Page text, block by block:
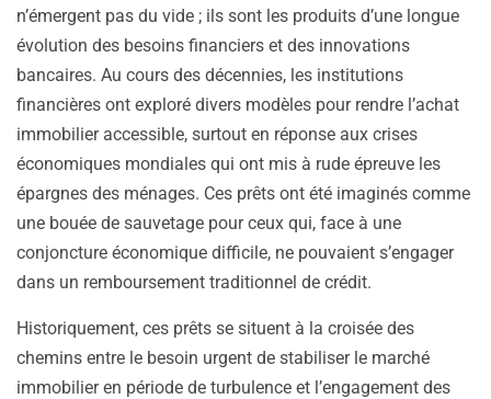
n’émergent pas du vide ; ils sont les produits d’une longue
évolution des besoins financiers et des innovations
bancaires. Au cours des décennies, les institutions
financières ont exploré divers modèles pour rendre l’achat
immobilier accessible, surtout en réponse aux crises
économiques mondiales qui ont mis à rude épreuve les
épargnes des ménages. Ces prêts ont été imaginés comme
une bouée de sauvetage pour ceux qui, face à une
conjoncture économique difficile, ne pouvaient s’engager
dans un remboursement traditionnel de crédit.
Historiquement, ces prêts se situent à la croisée des
chemins entre le besoin urgent de stabiliser le marché
immobilier en période de turbulence et l’engagement des